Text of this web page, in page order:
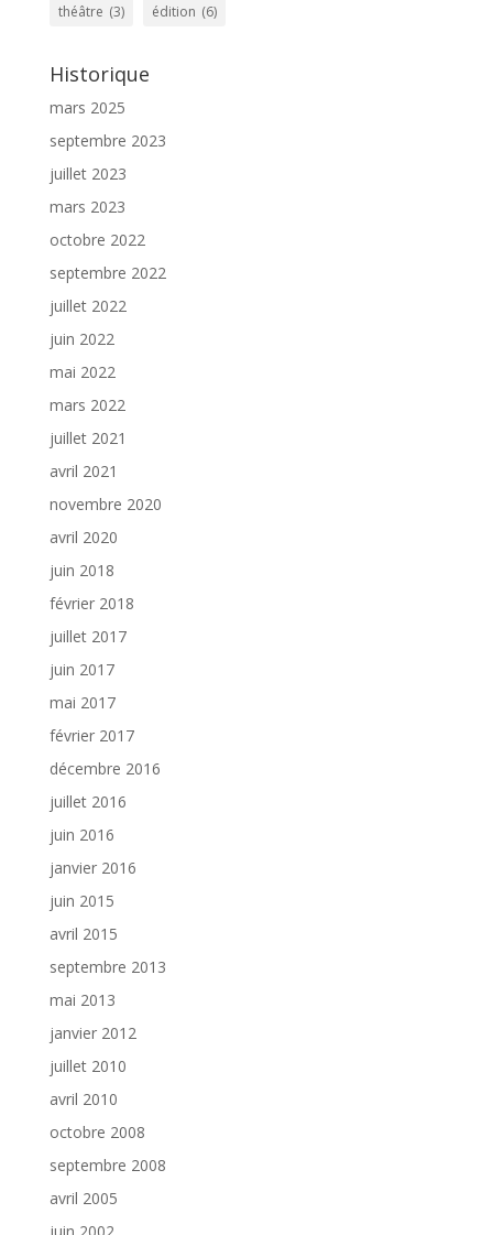
théâtre (3) édition (6)
Historique
mars 2025
septembre 2023
juillet 2023
mars 2023
octobre 2022
septembre 2022
juillet 2022
juin 2022
mai 2022
mars 2022
juillet 2021
avril 2021
novembre 2020
avril 2020
juin 2018
février 2018
juillet 2017
juin 2017
mai 2017
février 2017
décembre 2016
juillet 2016
juin 2016
janvier 2016
juin 2015
avril 2015
septembre 2013
mai 2013
janvier 2012
juillet 2010
avril 2010
octobre 2008
septembre 2008
avril 2005